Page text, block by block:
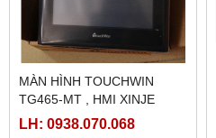
MÀN HÌNH TOUCHWIN
TG465-MT , HMI XINJE
TG465-MT
LH: 0938.070.068